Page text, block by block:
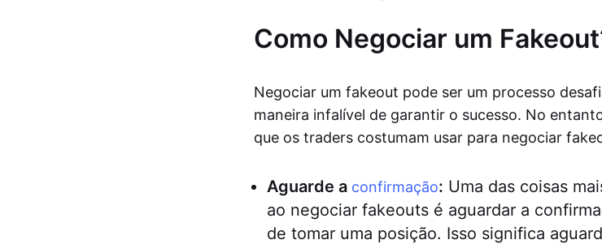
Como Negociar um
Negociar um fakeout pode ser um processo
maneira infalível de garantir o sucesso. No
que os traders costumam usar para negociar
Aguarde a confirmação: Uma das coisas
ao negociar fakeouts é aguardar a
de tomar uma posição. Isso significa